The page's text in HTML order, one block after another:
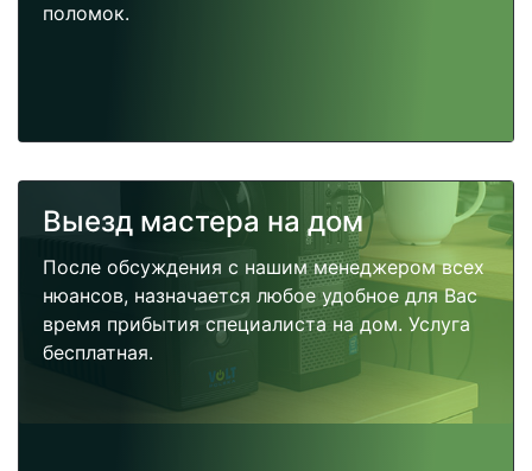
поломок.
Выезд мастера на дом
После обсуждения с нашим менеджером всех
нюансов, назначается любое удобное для Вас
время прибытия специалиста на дом. Услуга
бесплатная.